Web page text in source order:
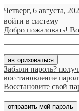
Четверг, 6 августа,
войти в систему
Добро пожаловать!
Забыли пароль?
восстановление
Восстановите свой